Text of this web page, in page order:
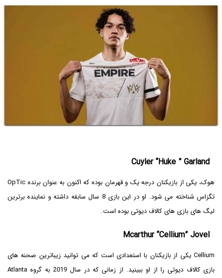
Cuyler “Huke ” Garland
هوک، یکی از بازیکنان درجه یک و قهرمان بوده که اکنون به عنوان برنده OpTic
تگزاس شناخته می شود. او در این بازی 8 سال سابقه داشته و نماینده برترین
لیگ های بازی های کالاف دیوتی بوده است.
Mcarthur “Cellium” Jovel
Cellium یکی از بازیکنان با استعدادی است که می توانید زیباترین صحنه های
بازی کالاف دیوتی را از او ببینید. از زمانی که در سال 2019 به گروه Atlanta